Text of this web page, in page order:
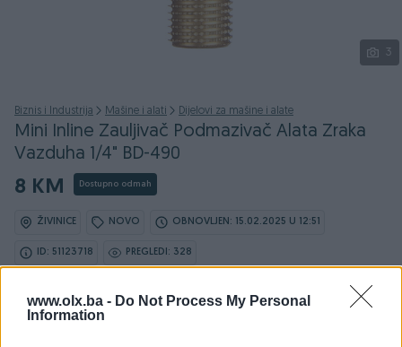
www.olx.ba - Do Not Process My Personal
Information
3
Biznis i Industrija Mašine i alati Dijelovi za mašine i alate
Mini Inline Zauljivač Podmazivač Alata Zraka
Vazduha 1/4" BD-490
8 KM Dostupno odmah
ŽIVINICE NOVO OBNOVLJEN: 15.02.2025 U 12:51
ID: 51123718 PREGLEDI: 328